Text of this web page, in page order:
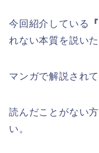
今回紹介している
れない本質を説いた
マンガで解説され
読んだことがない
い。